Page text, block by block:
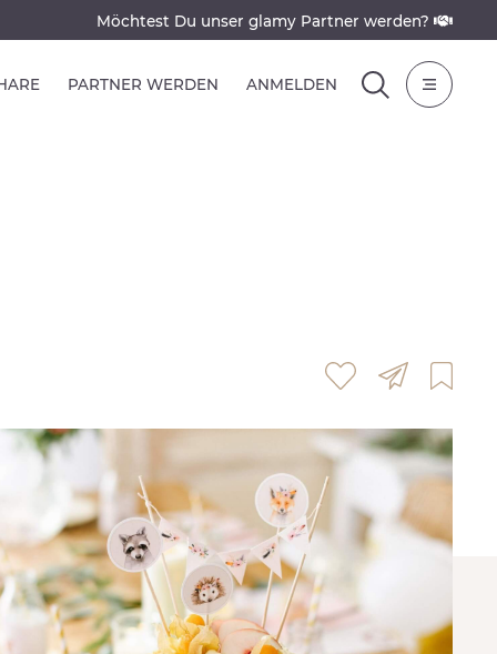
Möchtest Du unser glamy Partner werden?
PARTNER WERDEN ANMELDEN